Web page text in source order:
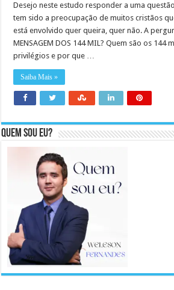
Desejo neste estudo responder a uma
tem sido a preocupação de muitos cristãos
está envolvido quer queira, quer não. A
MENSAGEM DOS 144 MIL? Quem são os 144
privilégios e por que …
Saiba Mais »
Quem sou eu?